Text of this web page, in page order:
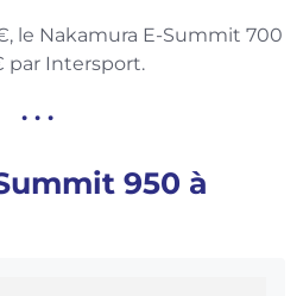
le Nakamura E-Summit 700
par Intersport.
. . .
950 à